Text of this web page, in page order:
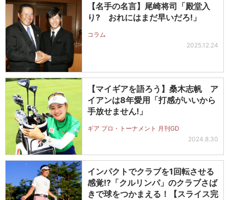
【名手の名言】尾崎将司「殿堂入
り? おれにはまだ早いだろ!」
コラム
2025.12.24
【マイギアを語ろう】桑木志帆 ア
イアンは8年愛用「打感がいいから
手放せません!」
ギア プロ・トーナメント 月刊GD
2024.8.30
インパクトでクラブを1回転させる
感覚!?「クルリンパ」のクラブさば
きで球をつかまえる！【スライス完